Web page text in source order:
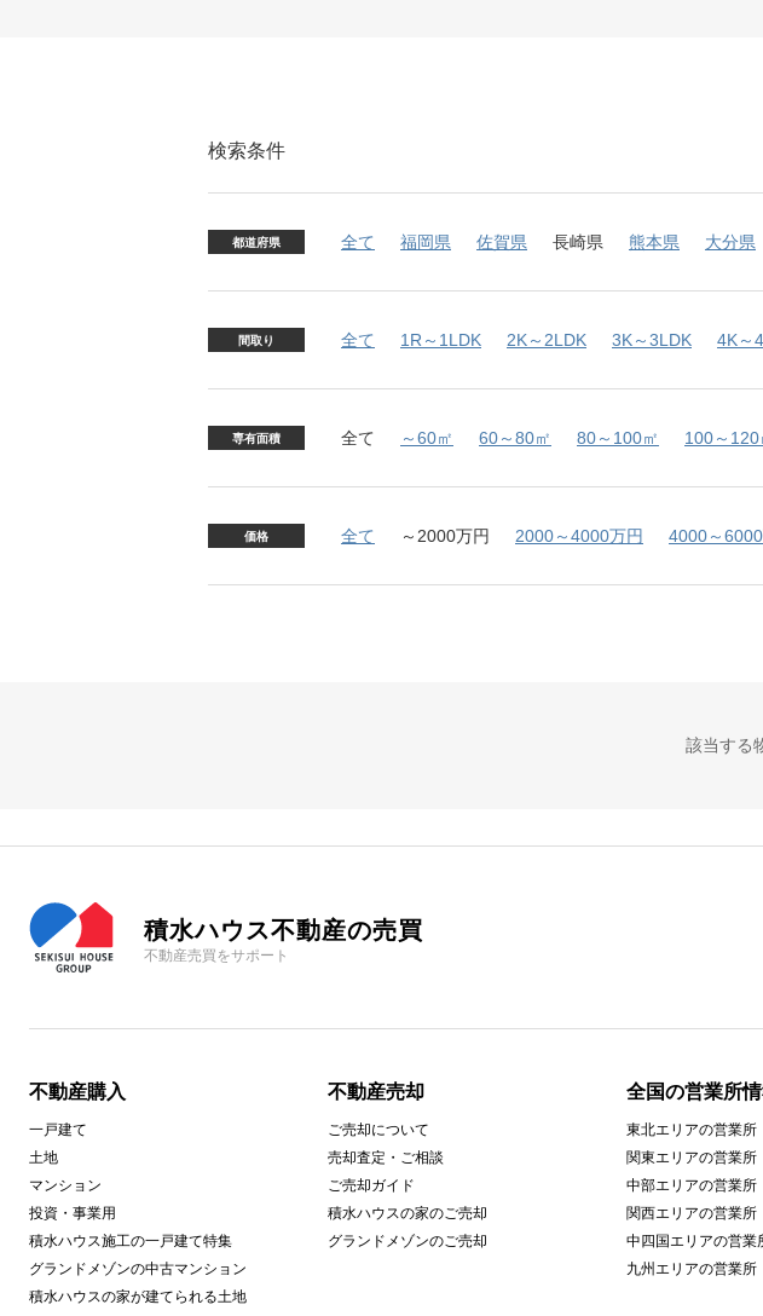
検索条件
都道府県 全て 福岡県 佐賀県 長崎県 熊本県 大分県
間取り 全て 1R～1LDK 2K～2LDK 3K～3LDK 4K～
専有面積 全て ～60㎡ 60～80㎡ 80～100㎡ 100～120
価格 全て ～2000万円 2000～4000万円 4000～
該当する
積水ハウス不動産の売買
不動産売買をサポート
不動産購入
一戸建て
土地
マンション
投資・事業用
積水ハウス施工の一戸建て特集
グランドメゾンの中古マンション
積水ハウスの家が建てられる土地
不動産売却
ご売却について
売却査定・ご相談
ご売却ガイド
積水ハウスの家のご売却
グランドメゾンのご売却
全国の営業所
東北エリアの営業所
関東エリアの営業所
中部エリアの営業所
関西エリアの営業所
中四国エリアの営業
九州エリアの営業所